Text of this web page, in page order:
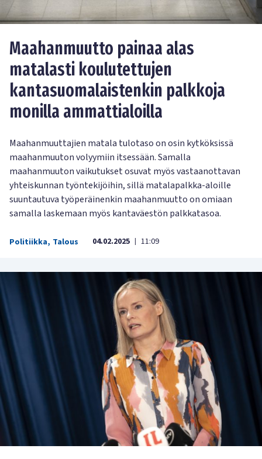
Maahanmuutto painaa alas
matalasti koulutettujen
kantasuomalaistenkin palkkoja
monilla ammattialoilla
Maahanmuuttajien matala tulotaso on osin kytköksissä
maahanmuuton volyymiin itsessään. Samalla
maahanmuuton vaikutukset osuvat myös vastaanottavan
yhteiskunnan työntekijöihin, sillä matalapalkka-aloille
suuntautuva työperäinenkin maahanmuutto on omiaan
samalla laskemaan myös kantaväestön palkkatasoa.
Politiikka, Talous 04.02.2025 | 11:09